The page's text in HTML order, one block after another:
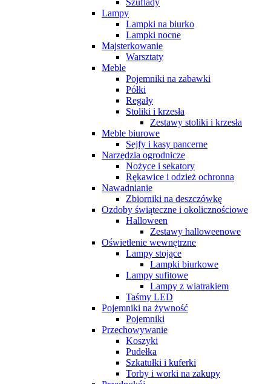
Szuflady
Lampy
Lampki na biurko
Lampki nocne
Majsterkowanie
Warsztaty
Meble
Pojemniki na zabawki
Półki
Regały
Stoliki i krzesła
Zestawy stoliki i krzesła
Meble biurowe
Sejfy i kasy pancerne
Narzędzia ogrodnicze
Nożyce i sekatory
Rękawice i odzież ochronna
Nawadnianie
Zbiorniki na deszczówkę
Ozdoby świąteczne i okolicznościowe
Halloween
Zestawy halloweenowe
Oświetlenie wewnętrzne
Lampy stojące
Lampki biurkowe
Lampy sufitowe
Lampy z wiatrakiem
Taśmy LED
Pojemniki na żywność
Pojemniki
Przechowywanie
Koszyki
Pudełka
Szkatułki i kuferki
Torby i worki na zakupy